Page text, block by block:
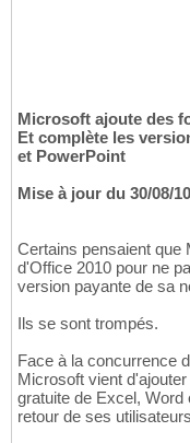
Microsoft ajoute des
Et complète les
et PowerPoint
Mise à jour du 30/08/10
Certains pensaient que
d'Office 2010 pour ne
version payante de sa
Ils se sont trompés.
Face à la concurrence
Microsoft vient
gratuite de Excel, Word
retour de ses